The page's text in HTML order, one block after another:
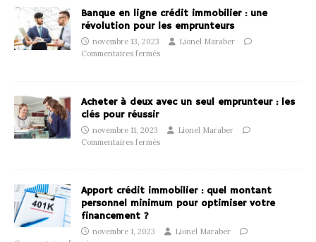
Banque en ligne crédit immobilier : une
révolution pour les emprunteurs
novembre 13, 2023
Lionel Maraber
Commentaires fermés
Acheter à deux avec un seul emprunteur : les
clés pour réussir
novembre 11, 2023
Lionel Maraber
Commentaires fermés
Apport crédit immobilier : quel montant
personnel minimum pour optimiser votre
financement ?
novembre 1, 2023
Lionel Maraber